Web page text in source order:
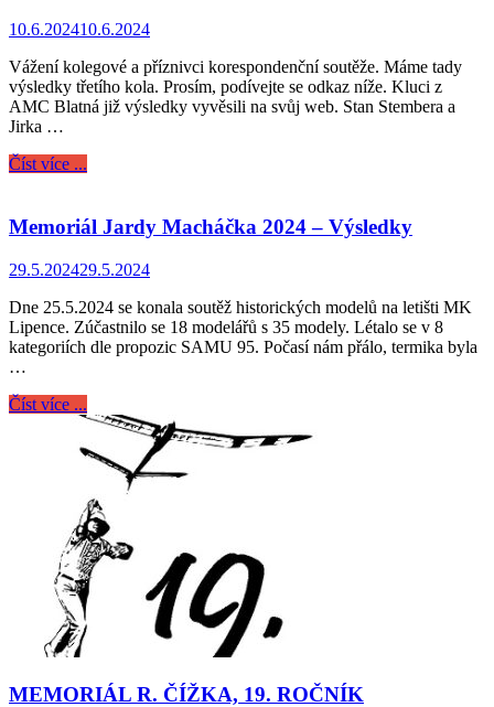
10.6.202410.6.2024
Vážení kolegové a příznivci korespondenční soutěže. Máme tady
výsledky třetího kola. Prosím, podívejte se odkaz níže. Kluci z
AMC Blatná již výsledky vyvěsili na svůj web. Stan Stembera a
Jirka …
Číst více ...
Memoriál Jardy Macháčka 2024 – Výsledky
29.5.202429.5.2024
Dne 25.5.2024 se konala soutěž historických modelů na letišti MK
Lipence. Zúčastnilo se 18 modelářů s 35 modely. Létalo se v 8
kategoriích dle propozic SAMU 95. Počasí nám přálo, termika byla
…
Číst více ...
MEMORIÁL R. ČÍŽKA, 19. ROČNÍK